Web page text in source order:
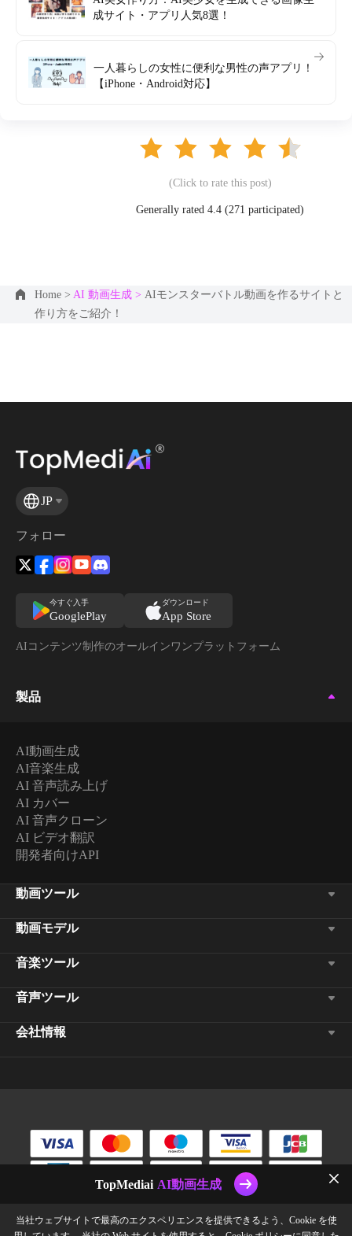
成サイト・アプリ人気8選！
一人暮らしの女性に便利な男性の声アプリ！
【iPhone・Android対応】
(Click to rate this post)
Generally rated 4.4 (271 participated)
Home > AI 動画生成 > AIモンスターバトル動画を作るサイトと
作り方をご紹介！
当社ウェブサイトで最高のエクスペリエンスを提供できるよう、Cookie を使
JP
フォロー
今すぐ入手
GooglePlay
ダウンロード
App Store
AIコンテンツ制作のオールインワンプラットフォーム
製品
AI動画生成
AI音楽生成
AI 音声読み上げ
AI カバー
AI 音声クローン
AI ビデオ翻訳
開発者向けAPI
動画ツール
動画モデル
音楽ツール
音声ツール
会社情報
TopMediai AI動画生成